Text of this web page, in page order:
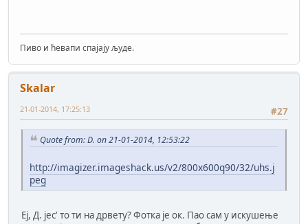
Пиво и ћевапи спајају људе.
Skalar
#27
21-01-2014, 17:25:13
Quote from: D. on 21-01-2014, 12:53:22
http://imagizer.imageshack.us/v2/800x600q90/32/uhs.j
peg
Еј, Д. јес' то ти на дрвету? Фотка је ок. Пао сам у искушење